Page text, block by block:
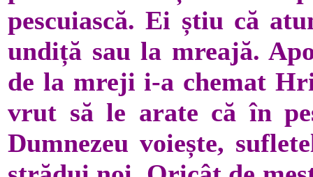
pescuiască. Ei știu că
undiță sau la mreajă.
de la mreji i-a chemat
vrut să le arate că în
Dumnezeu voiește,